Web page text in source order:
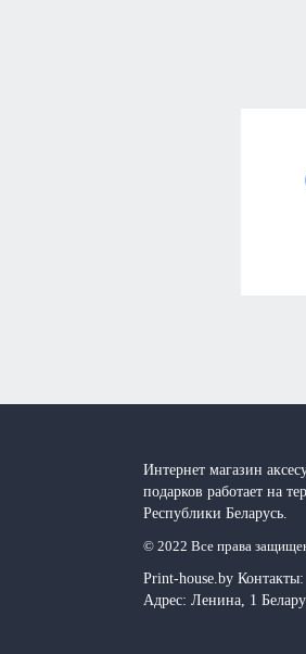
Интернет магазин
подарков работает на
Реcпублики Беларусь.
© 2022 Все права
Print-house.by Контакты:
Адрес: Ленина, 1